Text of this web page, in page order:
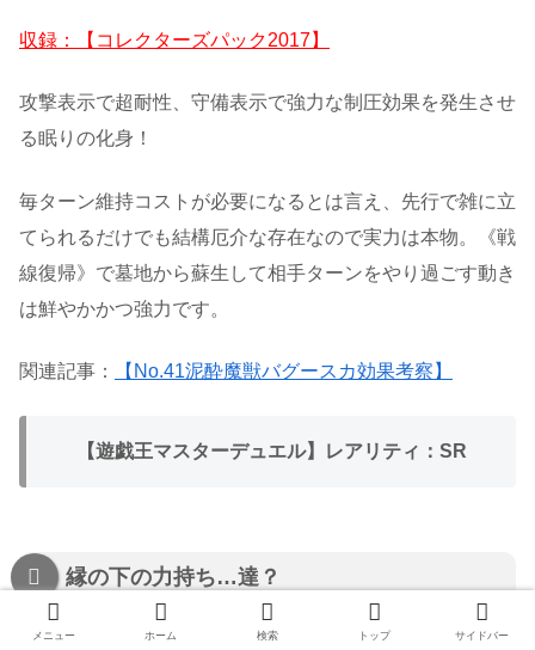
収録：【コレクターズパック2017】
攻撃表示で超耐性、守備表示で強力な制圧効果を発生させ
る眠りの化身！
毎ターン維持コストが必要になるとは言え、先行で雑に立
てられるだけでも結構厄介な存在なので実力は本物。《戦
線復帰》で墓地から蘇生して相手ターンをやり過ごす動き
は鮮やかかつ強力です。
関連記事： 【No.41泥酔魔獣バグースカ効果考察】
【遊戯王マスターデュエル】レアリティ：SR
縁の下の力持ち…達？
メニュー ホーム 検索 トップ サイドバー